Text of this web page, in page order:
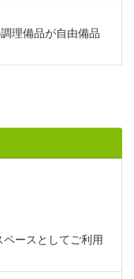
理備品が自由備品
ースとしてご利用